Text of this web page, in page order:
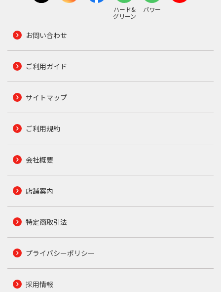
ハード&
グリーン
パワー
お問い合わせ
ご利用ガイド
サイトマップ
ご利用規約
会社概要
店舗案内
特定商取引法
プライバシーポリシー
採用情報